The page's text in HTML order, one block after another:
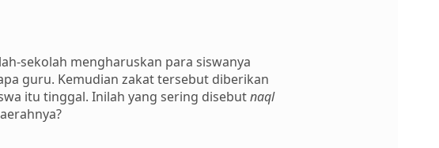
sekolah mengharuskan para siswanya
guru. Kemudian zakat tersebut diberikan
itu tinggal. Inilah yang sering disebutnaql